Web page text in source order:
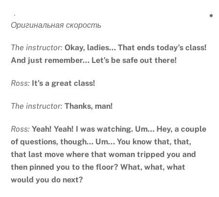
Оригинальная скорость
The instructor:Okay, ladies… That ends today’s class!
And just remember… Let’s be safe out there!
Ross: It’s a great class!
The instructor:Thanks, man!
Ross:Yeah! Yeah! I was watching. Um… Hey, a couple
of questions, though… Um… You know that, that,
that last move where that woman tripped you and
then pinned you to the floor? What, what, what
would you do next?